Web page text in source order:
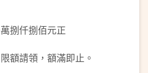
捌仟捌佰元正
額請領，額滿即止。